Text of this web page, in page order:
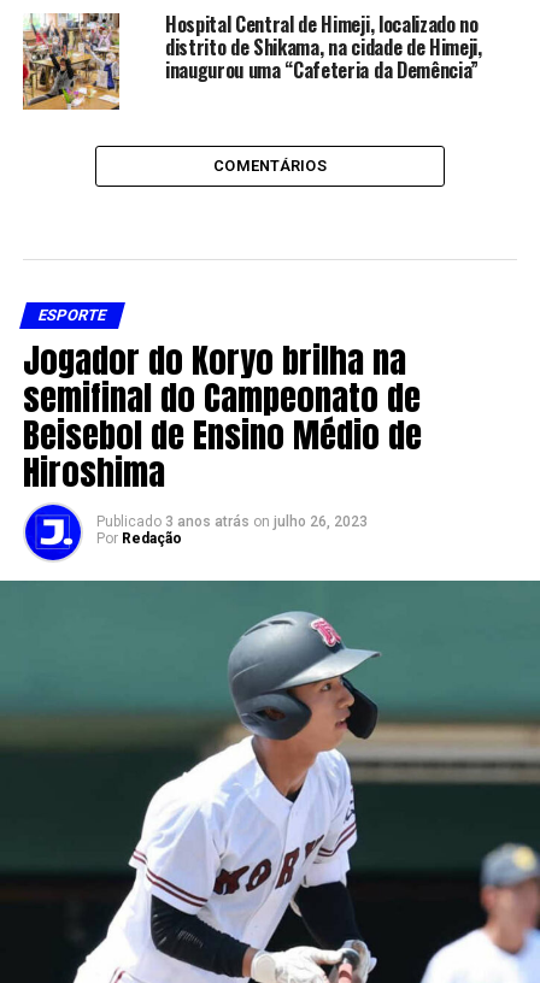
Hospital Central de Himeji, localizado no
distrito de Shikama, na cidade de Himeji,
inaugurou uma “Cafeteria da Demência”
COMENTÁRIOS
ESPORTE
Jogador do Koryo brilha na
semifinal do Campeonato de
Beisebol de Ensino Médio de
Hiroshima
Publicado 3 anos atrás on julho 26, 2023
Por Redação